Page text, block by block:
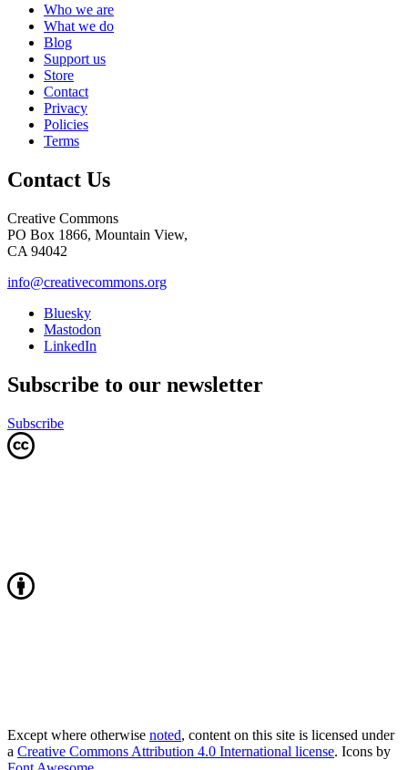
Who we are
What we do
Blog
Support us
Store
Contact
Privacy
Policies
Terms
Contact Us
Creative Commons
PO Box 1866, Mountain View,
CA 94042
info@creativecommons.org
Bluesky
Mastodon
LinkedIn
Subscribe to our newsletter
Subscribe
Except where otherwise noted, content on this site is licensed under
a Creative Commons Attribution 4.0 International license. Icons by